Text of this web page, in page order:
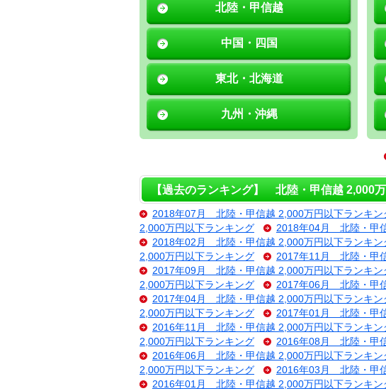
北陸・甲信越
中国・四国
東北・北海道
九州・沖縄
【過去のランキング】 北陸・甲信越 2,000
2018年07月 北陸・甲信越 2,000万円以下ランキン
2,000万円以下ランキング
2018年04月 北陸・甲
2018年02月 北陸・甲信越 2,000万円以下ランキン
2,000万円以下ランキング
2017年11月 北陸・甲
2017年09月 北陸・甲信越 2,000万円以下ランキン
2,000万円以下ランキング
2017年06月 北陸・甲
2017年04月 北陸・甲信越 2,000万円以下ランキン
2,000万円以下ランキング
2017年01月 北陸・甲
2016年11月 北陸・甲信越 2,000万円以下ランキン
2,000万円以下ランキング
2016年08月 北陸・甲
2016年06月 北陸・甲信越 2,000万円以下ランキン
2,000万円以下ランキング
2016年03月 北陸・甲
2016年01月 北陸・甲信越 2,000万円以下ランキン